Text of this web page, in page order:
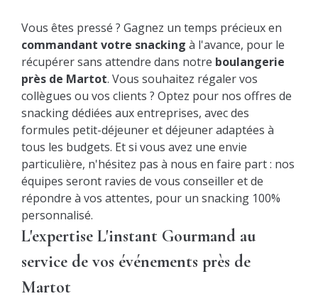
Vous êtes pressé ? Gagnez un temps précieux en
commandant votre snacking à l'avance, pour le
récupérer sans attendre dans notre boulangerie
près de Martot. Vous souhaitez régaler vos
collègues ou vos clients ? Optez pour nos offres de
snacking dédiées aux entreprises, avec des
formules petit-déjeuner et déjeuner adaptées à
tous les budgets. Et si vous avez une envie
particulière, n'hésitez pas à nous en faire part : nos
équipes seront ravies de vous conseiller et de
répondre à vos attentes, pour un snacking 100%
personnalisé.
L'expertise L'instant Gourmand au
service de vos événements près de
Martot